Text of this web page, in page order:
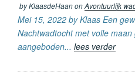
byKlaasdeHaanonAvontuurlijk
Mei 15, 2022 by Klaas Een
Nachtwadtocht met volle
aangeboden... lees verder